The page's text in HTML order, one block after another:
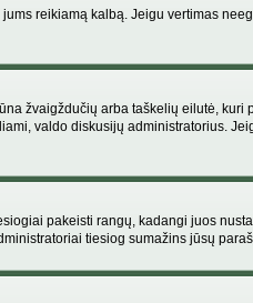
reikiamą kalbą. Jeigu vertimas
žvaigždučių arba taškelių eilutė, kuri
valdo diskusijų administratorius.
pakeisti rangų, kadangi juos
tiesiog sumažins jūsų